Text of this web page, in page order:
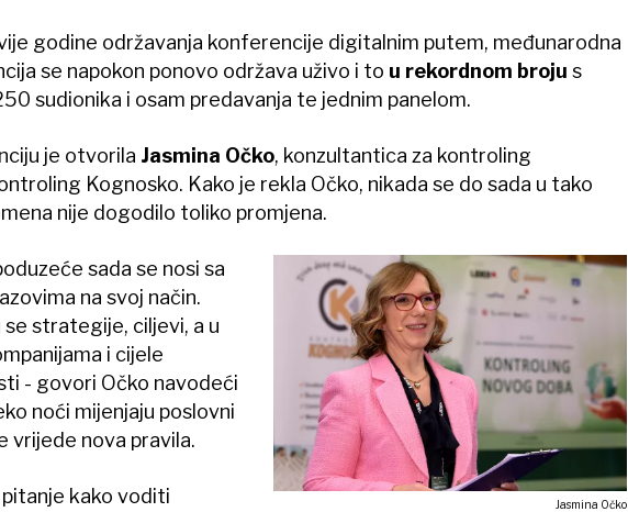
godine održavanja konferencije digitalnim putem, međunarodna
se napokon ponovo održava uživo i to u rekordnom broju s
sudionika i osam predavanja te jednim panelom.
je otvorila Jasmina Očko, konzultantica za kontroling
Kognosko. Kako je rekla Očko, nikada se do sada u tako
nije dogodilo toliko promjena.
Jasmina Očko
sada se nosi sa
na svoj način.
se strategije, ciljevi, a u
i cijele
- govori Očko navodeći
noći mijenjaju poslovni
vrijede nova pravila.
kako voditi